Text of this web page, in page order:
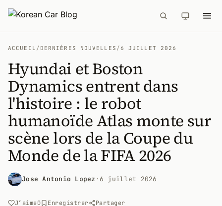
ACCUEIL / DERNIÈRES NOUVELLES /6 JUILLET 2026
Hyundai et Boston
Dynamics entrent dans
l'histoire : le robot
humanoïde Atlas monte sur
scène lors de la Coupe du
Monde de la FIFA 2026
Jose Antonio Lopez · 6 juillet 2026
J’aime0 Enregistrer Partager